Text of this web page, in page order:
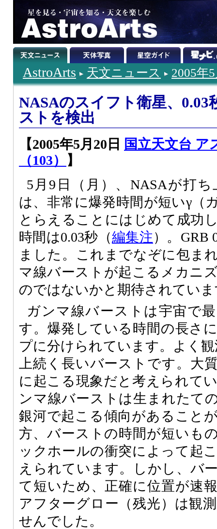
AstroArts 天文ニュース 2005年
NASAのスイフト衛星、0.03
ストを検出
【2005年5月20日
国立天文台 ア
（103）
】
5月9日（月）、NASAが打
は、非常に爆発時間が短いγ（
とらえることにはじめて成功
時間は0.03秒（編集注）。GRB
ました。これまでなぞに包ま
マ線バーストが起こるメカニ
のではないかと期待されてい
ガンマ線バーストは宇宙で
す。爆発している時間の長さ
プに分けられています。よく
上続く長いバーストです。大
に起こる現象だと考えられて
ンマ線バーストは生まれたて
銀河で起こる傾向があること
方、バーストの時間が短いも
ックホールの衝突によって起
えられています。しかし、バ
て短いため、正確に位置が速
アフターグロー（残光）は観
せんでした。